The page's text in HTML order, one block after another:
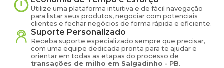
Utilize uma plataforma intuitiva e de fácil navegação
para listar seus produtos, negociar com potenciais
clientes e fechar negócios de forma rápida e eficiente.
Suporte Personalizado
Receba suporte especializado sempre que precisar,
com uma equipe dedicada pronta para te ajudar e
orientar em todas as etapas do processo de
transações de milho em Salgadinho - PB.